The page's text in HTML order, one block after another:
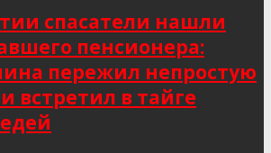
спасатели нашли
пенсионера:
пережил непростую
встретил в тайге